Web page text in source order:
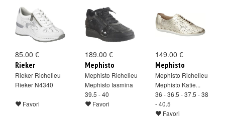
85.00 €
Rieker
Rieker Richelieu
Rieker N4340
Favori
189.00 €
Mephisto
Mephisto Richelieu
Mephisto Iasmina
39.5 - 40
Favori
149.00 €
Mephisto
Mephisto Richelieu
Mephisto Katie...
36 - 36.5 - 37.5 - 38
- 40.5
Favori